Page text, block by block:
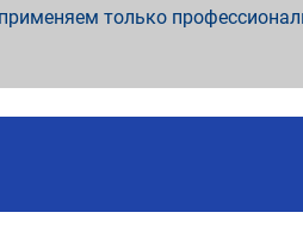
только